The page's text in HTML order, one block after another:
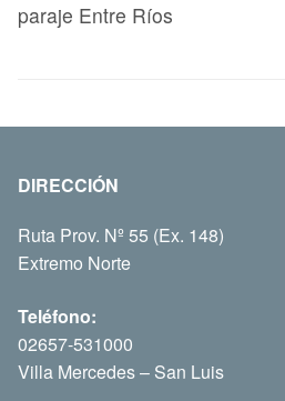
paraje Entre Ríos
DIRECCIÓN
Ruta Prov. Nº 55 (Ex. 148)
Extremo Norte
Teléfono:
02657-531000
Villa Mercedes – San Luis